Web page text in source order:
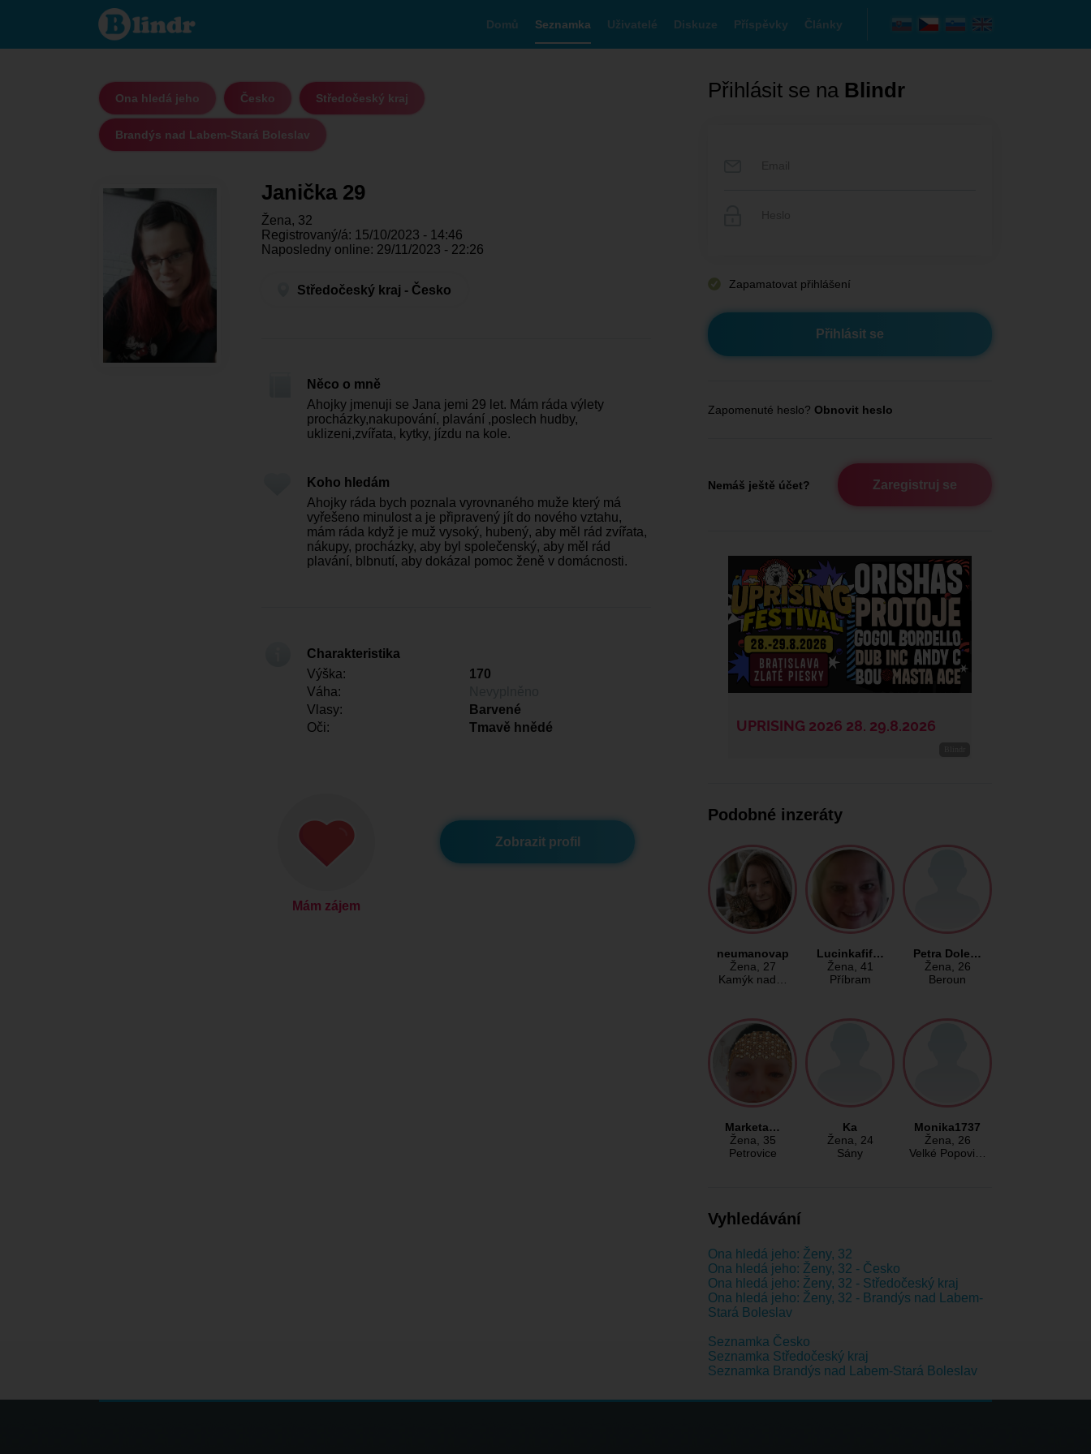
Janička 29 -
Ona hledá
jeho
nad Labem-
Stará
Boleslav
Domů Seznamka Uživatelé Diskuze Příspěvky Články
Ona hledá jeho Česko Středočeský kraj
Brandýs nad Labem-Stará Boleslav
Janička 29
Žena, 32
Registrovaný/á: 15/10/2023 - 14:46
Naposledny online: 29/11/2023 - 22:26
Středočeský kraj - Česko
Něco o mně
Ahojky jmenuji se Jana jemi 29 let. Mám ráda výlety
procházky,nakupování, plavání ,poslech hudby,
uklizeni,zvířata, kytky, jízdu na kole.
Koho hledám
Ahojky ráda bych poznala vyrovnaného muže který má
vyřešeno minulost a je připravený jít do nového vztahu,
mám ráda když je muž vysoký, hubený, aby měl rád zvířata,
nákupy, procházky, aby byl společenský, aby měl rád
plavání, blbnutí, aby dokázal pomoc ženě v domácnosti.
Charakteristika
Výška:
170
Váha:
Vlasy:
Barvené
Oči:
Tmavě hnědé
Mám zájem
Zobrazit profil
Přihlásit se na Blindr
Zapamatovat přihlášení
Zapomenuté heslo? Obnovit heslo
Nemáš ještě účet? Zaregistruj se
Podobné inzeráty
neumanovap
Žena, 27
Kamýk nad…
Lucinkafif…
Žena, 41
Příbram
Petra Dole…
Žena, 26
Beroun
Marketa…
Žena, 35
Petrovice
Ka
Žena, 24
Sány
Monika1737
Žena, 26
Velké Popovi…
Vyhledávání
Ona hledá jeho: Ženy, 32
Ona hledá jeho: Ženy, 32 - Česko
Ona hledá jeho: Ženy, 32 - Středočeský kraj
Ona hledá jeho: Ženy, 32 - Brandýs nad Labem-
Stará Boleslav
Seznamka Česko
Seznamka Středočeský kraj
Seznamka Brandýs nad Labem-Stará Boleslav